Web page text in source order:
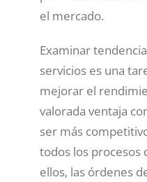
el mercado.
Examinar
servicios es una
mejorar el
valorada ventaja
ser más
todos los procesos
ellos, las órdenes